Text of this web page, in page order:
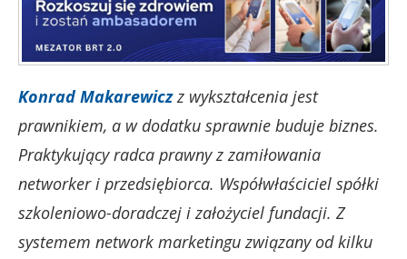
Konrad Makarewiczz wykształcenia jest
prawnikiem, a w dodatku sprawnie buduje biznes.
Praktykujący radca prawny z zamiłowania
networker i przedsiębiorca. Współwłaściciel spółki
szkoleniowo-doradczej i założyciel fundacji. Z
systemem network marketingu związany od kilku